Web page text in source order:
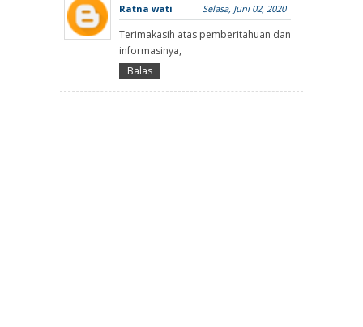
Ratna wati Selasa, Juni 02, 2020
Terimakasih atas pemberitahuan dan
informasinya,
Balas